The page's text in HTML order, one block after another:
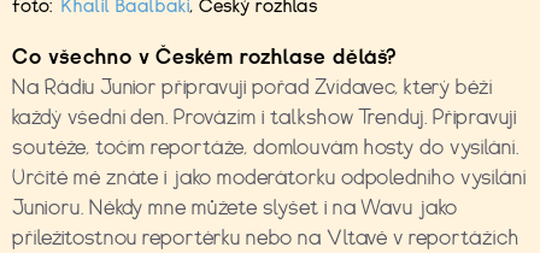
foto: Khalil Baalbaki,Český rozhlas
Co všechno v Českém rozhlase děláš?
Na Rádiu Junior připravuji pořad Zvídavec, který běží
každý všední den. Provázím i talkshow Trenduj. Připravuji
soutěže, točím reportáže, domlouvám hosty do vysílání.
Určitě mě znáte i jako moderátorku odpoledního vysílání
Junioru. Někdy mne můžete slyšet i na Wavu jako
příležitostnou reportérku nebo na Vltavě v reportážích